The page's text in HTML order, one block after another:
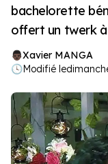
bachelorette
offert un twerk à
Xavier MANGA
🕓Modifié le